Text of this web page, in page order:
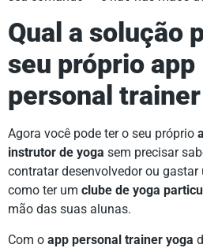
Qual a solução
seu próprio app
personal
Agora você pode ter o seu próprio
instrutor de yoga sem precisar
contratar desenvolvedor ou gastar
como ter um clube de yoga
mão das suas alunas.
Com o app personal trainer yoga